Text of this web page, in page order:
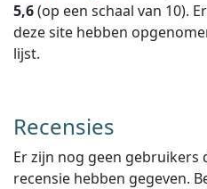
5,6(op een schaal van 10).
deze site hebben
lijst.
Recensies
Er zijn nog geen gebruikers
recensie hebben gegeven.